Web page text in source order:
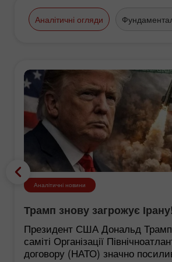
Аналітичні огляди
Аналітичні новини
Трамп знову загрожує
Президент США Дональд
саміті Організації
договору (НАТО) значно